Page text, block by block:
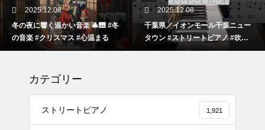
2025.12.08
冬の夜に響く温かい音楽 🎄🎹 #冬
の音楽 #クリスマス #心温まる
2025.12.08
千葉県／イオンモール千葉ニュー
タウン #ストリートピアノ #吹奏
楽
カテゴリー
ストリートピアノ 1,921